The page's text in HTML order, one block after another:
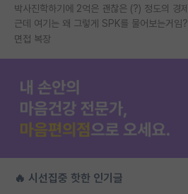
근데 여기는 왜 그렇게 SPK를 물어보는거임?
면접 복장
🔥 시선집중 핫한 인기글